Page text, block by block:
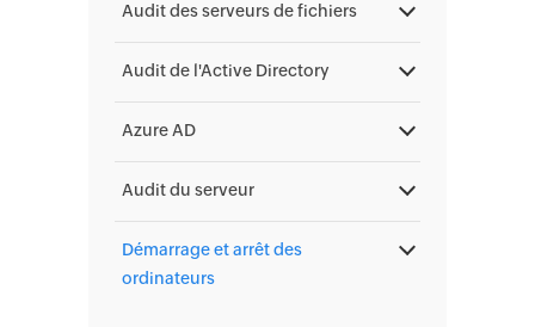
Audit des serveurs de fichiers
Audit de l'Active Directory
Azure AD
Audit du serveur
Démarrage et arrêt des
ordinateurs